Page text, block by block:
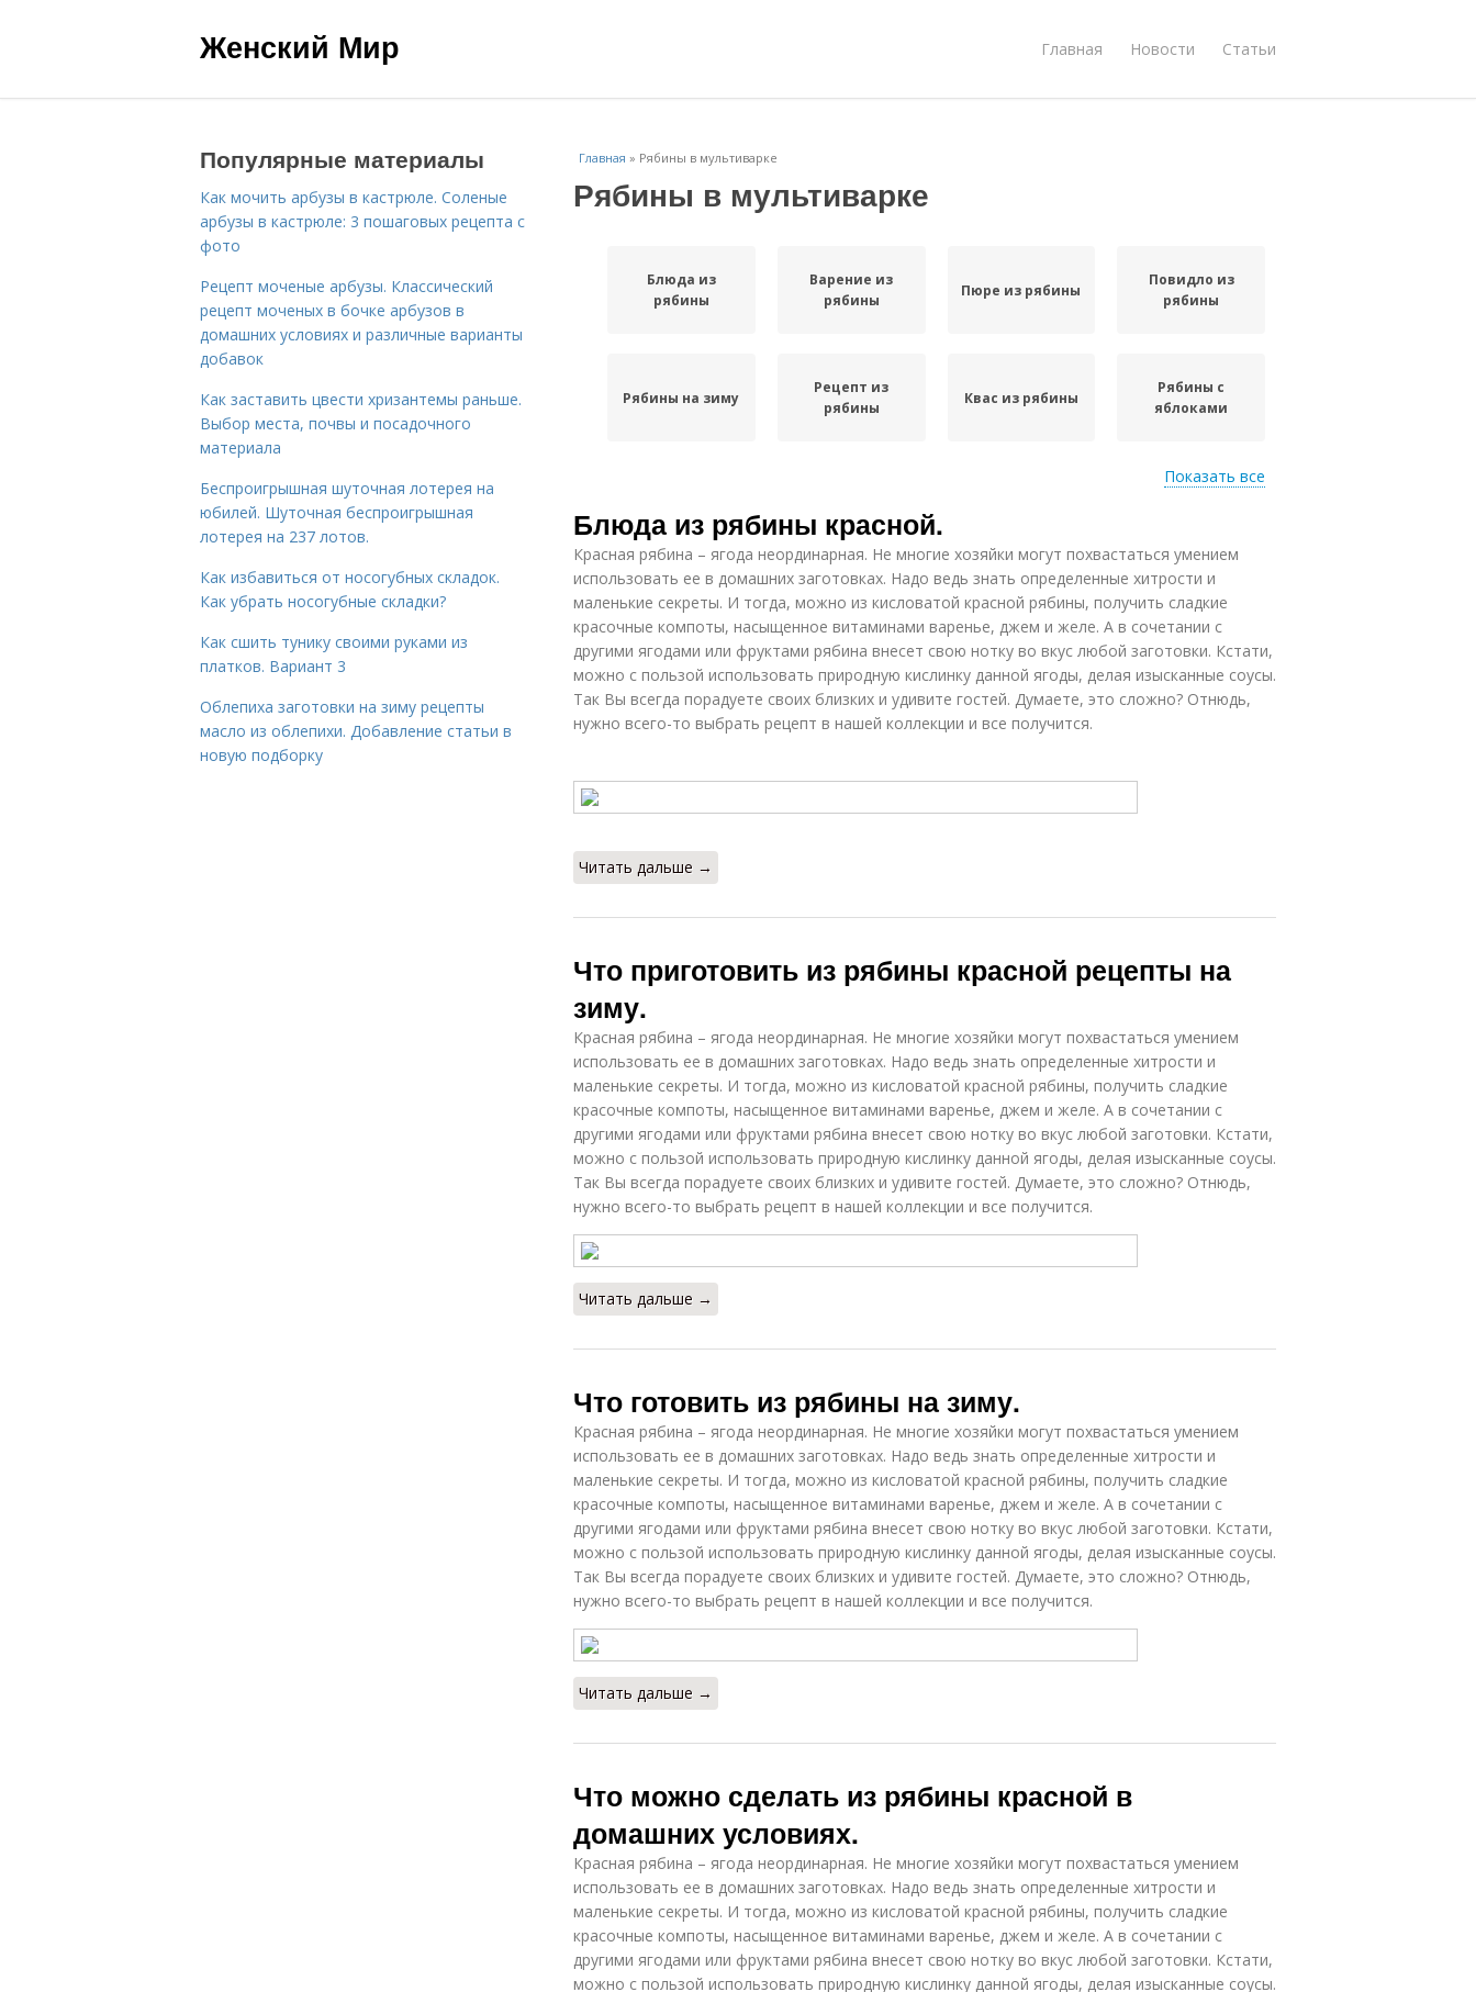
Женский Мир Главная Новости Статьи
Главная » Рябины в мультиварке
Рябины в мультиварке
Блюда из
рябины
Варение из
рябины
Пюре из рябины
Повидло из
рябины
Рябины на зиму
Рецепт из
рябины
Квас из рябины
Рябины с
яблоками
рябины
рябины
Компот из
рябины
Желе из рябины
Черноплодная
рябина
Сироп из рябины
Аджика из
рябины
Рябина с
сахаром
Черная рябина
Рябина в
Рябины с
Показать все
Блюда из рябины красной.
Красная рябина – ягода неординарная. Не многие хозяйки могут похвастаться умением
использовать ее в домашних заготовках. Надо ведь знать определенные хитрости и
маленькие секреты. И тогда, можно из кисловатой красной рябины, получить сладкие
красочные компоты, насыщенное витаминами варенье, джем и желе. А в сочетании с
другими ягодами или фруктами рябина внесет свою нотку во вкус любой заготовки. Кстати,
можно с пользой использовать природную кислинку данной ягоды, делая изысканные соусы.
Так Вы всегда порадуете своих близких и удивите гостей. Думаете, это сложно? Отнюдь,
нужно всего-то выбрать рецепт в нашей коллекции и все получится.
Читать дальше →
Что приготовить из рябины красной рецепты на
зиму.
Красная рябина – ягода неординарная. Не многие хозяйки могут похвастаться умением
использовать ее в домашних заготовках. Надо ведь знать определенные хитрости и
маленькие секреты. И тогда, можно из кисловатой красной рябины, получить сладкие
красочные компоты, насыщенное витаминами варенье, джем и желе. А в сочетании с
другими ягодами или фруктами рябина внесет свою нотку во вкус любой заготовки. Кстати,
можно с пользой использовать природную кислинку данной ягоды, делая изысканные соусы.
Так Вы всегда порадуете своих близких и удивите гостей. Думаете, это сложно? Отнюдь,
нужно всего-то выбрать рецепт в нашей коллекции и все получится.
Читать дальше →
Что готовить из рябины на зиму.
Красная рябина – ягода неординарная. Не многие хозяйки могут похвастаться умением
использовать ее в домашних заготовках. Надо ведь знать определенные хитрости и
маленькие секреты. И тогда, можно из кисловатой красной рябины, получить сладкие
красочные компоты, насыщенное витаминами варенье, джем и желе. А в сочетании с
другими ягодами или фруктами рябина внесет свою нотку во вкус любой заготовки. Кстати,
можно с пользой использовать природную кислинку данной ягоды, делая изысканные соусы.
Так Вы всегда порадуете своих близких и удивите гостей. Думаете, это сложно? Отнюдь,
нужно всего-то выбрать рецепт в нашей коллекции и все получится.
Читать дальше →
Что можно сделать из рябины красной в
домашних условиях.
Красная рябина – ягода неординарная. Не многие хозяйки могут похвастаться умением
использовать ее в домашних заготовках. Надо ведь знать определенные хитрости и
маленькие секреты. И тогда, можно из кисловатой красной рябины, получить сладкие
красочные компоты, насыщенное витаминами варенье, джем и желе. А в сочетании с
другими ягодами или фруктами рябина внесет свою нотку во вкус любой заготовки. Кстати,
можно с пользой использовать природную кислинку данной ягоды, делая изысканные соусы.
Популярные материалы
Как мочить арбузы в кастрюле. Соленые
арбузы в кастрюле: 3 пошаговых рецепта с
фото
Рецепт моченые арбузы. Классический
рецепт моченых в бочке арбузов в
домашних условиях и различные варианты
добавок
Как заставить цвести хризантемы раньше.
Выбор места, почвы и посадочного
материала
Беспроигрышная шуточная лотерея на
юбилей. Шуточная беспроигрышная
лотерея на 237 лотов.
Как избавиться от носогубных складок.
Как убрать носогубные складки?
Как сшить тунику своими руками из
платков. Вариант 3
Облепиха заготовки на зиму рецепты
масло из облепихи. Добавление статьи в
новую подборку